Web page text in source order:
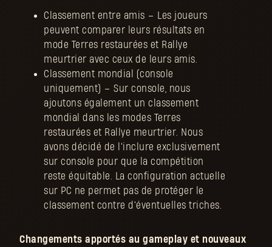
Classement entre amis – Les joueurs
peuvent comparer leurs résultats en
mode Terres restaurées et Rallye
meurtrier avec ceux de leurs amis.
Classement mondial (console
uniquement) – Sur console, nous
ajoutons également un classement
mondial dans les modes Terres
restaurées et Rallye meurtrier. Nous
avons décidé de l'inclure exclusivement
sur console pour que la compétition
reste équitable. La configuration actuelle
sur PC ne permet pas de protéger le
classement contre d'éventuelles triches.
Changements apportés au gameplay et nouveaux